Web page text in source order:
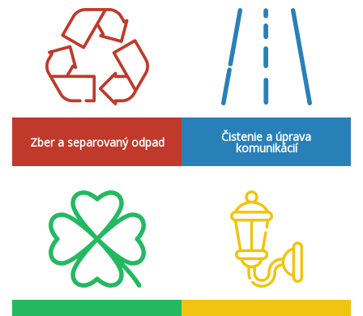
Zber a separovaný odpad Čistenie a úprava
komunikácií